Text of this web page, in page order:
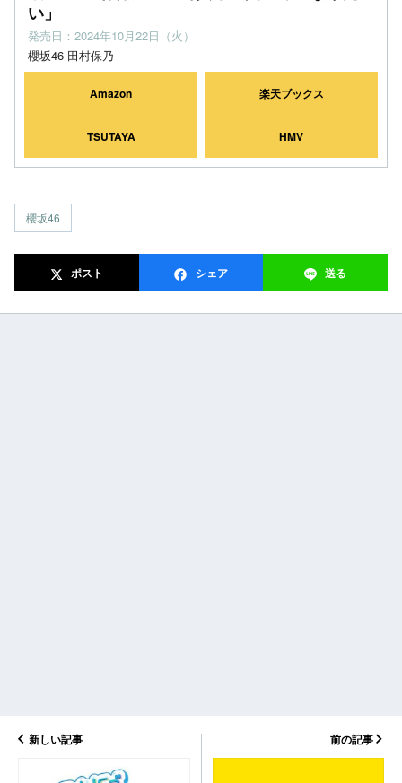
い」
発売日：2024年10月22日（火）
櫻坂46 田村保乃
Amazon 楽天ブックス
TSUTAYA HMV
櫻坂46
ポスト シェア 送る
新しい記事 前の記事